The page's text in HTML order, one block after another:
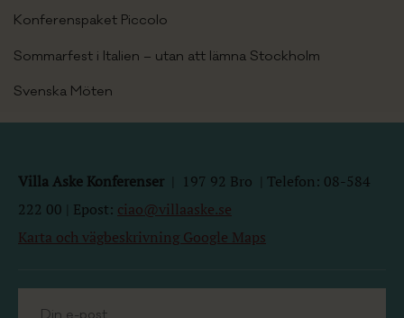
Konferenspaket Piccolo
Sommarfest i Italien – utan att lämna Stockholm
Svenska Möten
Villa Aske Konferenser 197 92 Bro | Telefon: 08-584
222 00 | Epost: ciao@villaaske.se
Karta och vägbeskrivning Google Maps